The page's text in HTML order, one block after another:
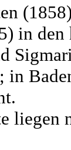
in
liegen